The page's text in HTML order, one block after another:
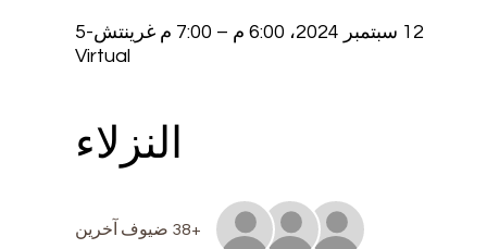
12 سبتمبر 2024، 6:00 م – 7:00 م غرينتش-5
Virtual
النزلاء
+38 ضيوف آخرين